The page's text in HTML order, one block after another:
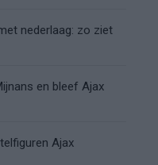
nederlaag: zo ziet
en bleef Ajax
Ajax